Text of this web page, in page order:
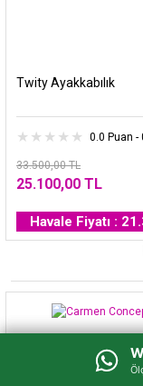
Twity Ayakkabılık
0.0 Puan -
33.500,00 TL
25.100,00 TL
Havale Fiyatı :